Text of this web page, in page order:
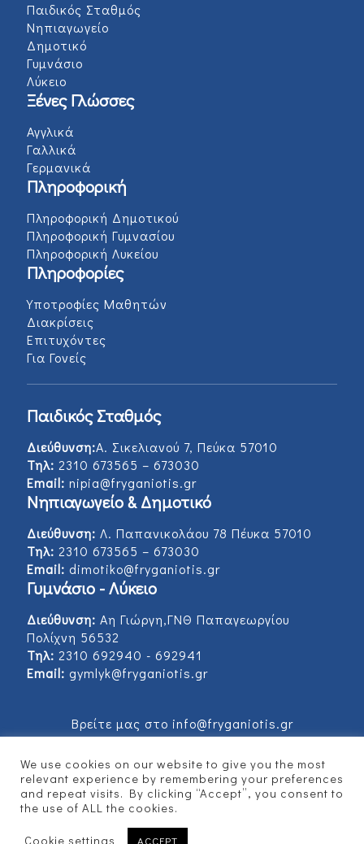
Παιδικός Σταθμός
Νηπιαγωγείο
Δημοτικό
Γυμνάσιο
Λύκειο
Ξένες Γλώσσες
Αγγλικά
Γαλλικά
Γερμανικά
Πληροφορική
Πληροφορική Δημοτικού
Πληροφορική Γυμνασίου
Πληροφορική Λυκείου
Πληροφορίες
Υποτροφίες Μαθητών
Διακρίσεις
Επιτυχόντες
Για Γονείς
Παιδικός Σταθμός
Διεύθυνση:Α. Σικελιανού 7, Πεύκα 57010
Τηλ: 2310 673565 – 673030
Email: nipia@fryganiotis.gr
Νηπιαγωγείο & Δημοτικό
Διεύθυνση: Λ. Παπανικολάου 78 Πέυκα 57010
Τηλ: 2310 673565 – 673030
Email: dimotiko@fryganiotis.gr
Γυμνάσιο - Λύκειο
Διεύθυνση: Αη Γιώργη,ΓΝΘ Παπαγεωργίου
Πολίχνη 56532
Τηλ: 2310 692940 - 692941
Email: gymlyk@fryganiotis.gr
Βρείτε μας στο info@fryganiotis.gr
© 2017 Εκπαιδευτήρια Φρυγανιώτη - Developed
byVertitech
We use cookies on our website to give you the most
relevant experience by remembering your preferences
and repeat visits. By clicking “Accept”, you consent to
the use of ALL the cookies.
Cookie settings ACCEPT